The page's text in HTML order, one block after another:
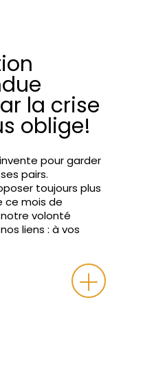
la crise
oblige!
pour garder
pairs.
toujours plus
ce mois de
volonté
liens : à vos